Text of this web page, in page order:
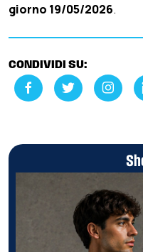
giorno 19/05/2026.
CONDIVIDI SU: